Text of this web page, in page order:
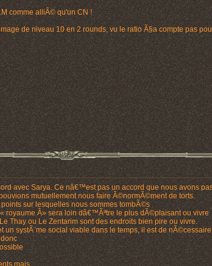
comme alliÃ© qu'un CN !
de niveau 10 en 2 rounds, vu le ratio Ã§a compte pas
avec Sarya. Ce nâ€™est pas un accord que nous avons
mutuellement nous faire Ã©normÃ©ment de torts.
sur lesquelles nous sommes tombÃ©s
royaume Â» sera loin dâ€™Ãªtre le plus dÃ©plaisant ou vivre
Thay ou Le Zentarim sont des endroits bien pire ou vivre.
systÃ¨me social viable dans le temps, il est de